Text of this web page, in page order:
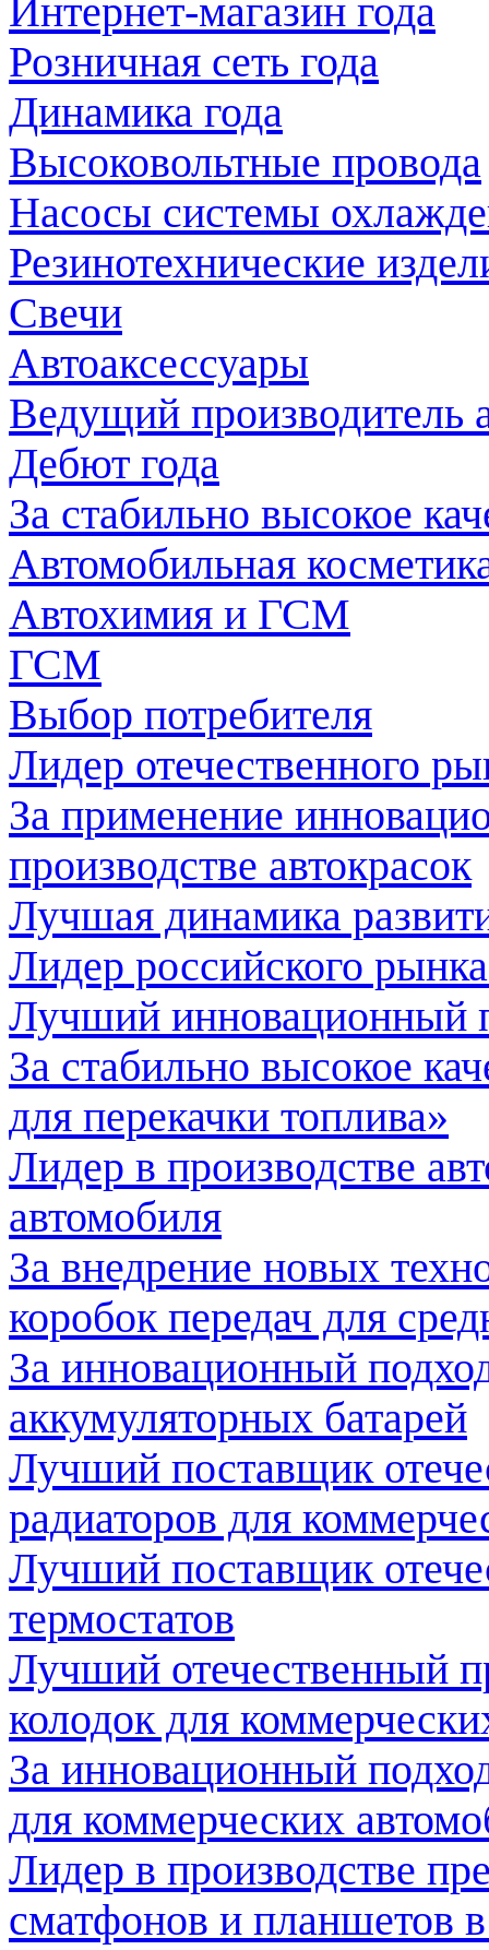
Интернет-магазин года
Розничная сеть года
Динамика года
Высоковольтные провода
Насосы системы
Резинотехнические
Свечи
Автоаксессуары
Ведущий производитель
Дебют года
За стабильно высокое
Автомобильная
Автохимия и ГСМ
ГСМ
Выбор потребителя
Лидер отечественного
За применение
производстве автокрасок
Лучшая динамика
Лидер российского
Лучший инновационный
За стабильно высокое
для перекачки топлива»
Лидер в производстве
автомобиля
За внедрение новых
коробок передач для
За инновационный
аккумуляторных батарей
Лучший поставщик
радиаторов для
Лучший поставщик
термостатов
Лучший отечественный
колодок для
За инновационный
для коммерческих
Лидер в производстве
сматфонов и планшетов